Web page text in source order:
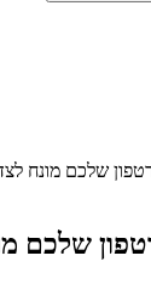
שלכם מונח
שלכם